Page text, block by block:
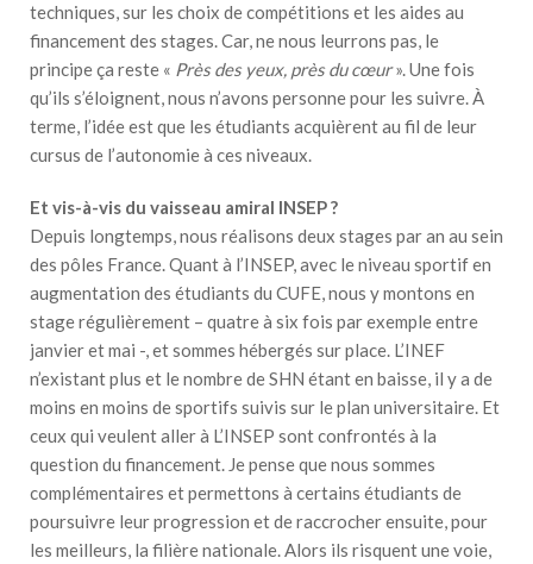
techniques, sur les choix de compétitions et les aides au
financement des stages. Car, ne nous leurrons pas, le
principe ça reste « Près des yeux, près du cœur». Une fois
qu’ils s’éloignent, nous n’avons personne pour les suivre. À
terme, l’idée est que les étudiants acquièrent au fil de leur
cursus de l’autonomie à ces niveaux.
Et vis-à-vis du vaisseau amiral INSEP ?
Depuis longtemps, nous réalisons deux stages par an au sein
des pôles France. Quant à l’INSEP, avec le niveau sportif en
augmentation des étudiants du CUFE, nous y montons en
stage régulièrement – quatre à six fois par exemple entre
janvier et mai -, et sommes hébergés sur place. L’INEF
n’existant plus et le nombre de SHN étant en baisse, il y a de
moins en moins de sportifs suivis sur le plan universitaire. Et
ceux qui veulent aller à L’INSEP sont confrontés à la
question du financement. Je pense que nous sommes
complémentaires et permettons à certains étudiants de
poursuivre leur progression et de raccrocher ensuite, pour
les meilleurs, la filière nationale. Alors ils risquent une voie,